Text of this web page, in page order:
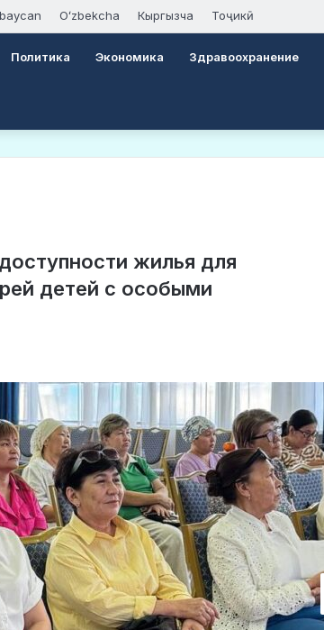
Oʻzbekcha Кыргызча Тоҷикӣ
Политика Экономика Здравоохранение
жилья для
детей с особыми